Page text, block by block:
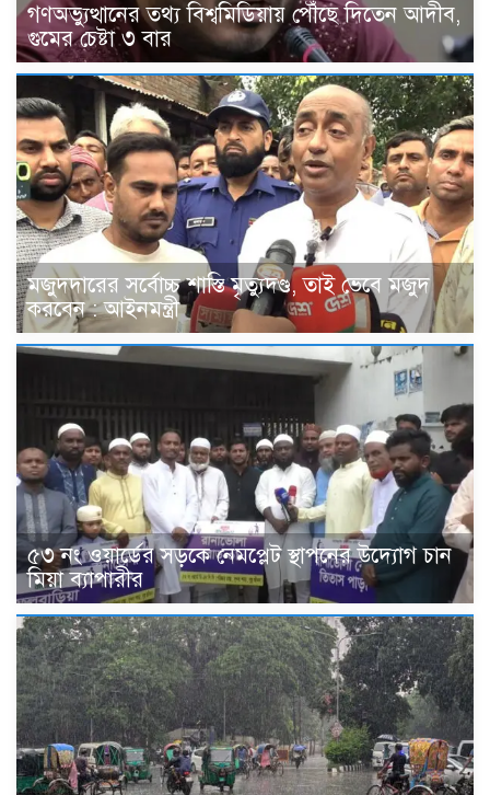
গণঅভ্যুত্থানের তথ্য বিশ্বমিডিয়ায় পৌঁছে দিতেন আদীব,
গুমের চেষ্টা ৩ বার
মজুদদারের সর্বোচ্চ শাস্তি মৃত্যুদণ্ড, তাই ভেবে মজুদ
করবেন : আইনমন্ত্রী
৫৩ নং ওয়ার্ডের সড়কে নেমপ্লেট স্থাপনের উদ্যোগ চান
মিয়া ব্যাপারীর